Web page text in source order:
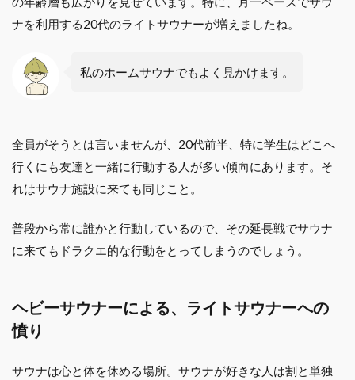
ナを利用する20代のライトサウナーが増えましたね。
私のホームサウナでもよく見かけます。
全員がそうとは言いませんが、20代前半、特に学生はどこへ
行くにも友達と一緒に行動する人が多い傾向にあります。そ
れはサウナ施設に来ても同じこと。
普段から常に誰かと行動しているので、その延長戦でサウナ
に来てもドラクエ的な行動をとってしまうのでしょう。
ヘビーサウナーによる、ライトサウナーへの
憤り
サウナは心と体を休める場所。サウナが好きな人は割と単独